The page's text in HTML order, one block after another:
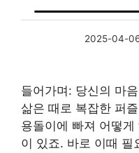
2025-04-
들어가며: 당신의 마
삶은 때로 복잡한 퍼
용돌이에 빠져 어떻
이 있죠. 바로 이때 필